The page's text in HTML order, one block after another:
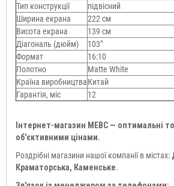
Тип конструкції
підвісний
Ширина екрана
222 см
Висота екрана
139 см
Діагональ (дюйм)
103"
Формат
16:10
Полотно
Matte White
Країна виробництваКитай
Гарантія, міс
12
Інтернет-магазин МЕВС — оптимальні
об'єктивними цінами.
Роздрібні магазини нашої компанії в містах:
Краматорська, Каменське.